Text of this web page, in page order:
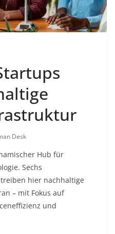
Desk
Hub für
Sechs
hier nachhaltige
– mit Fokus auf
und